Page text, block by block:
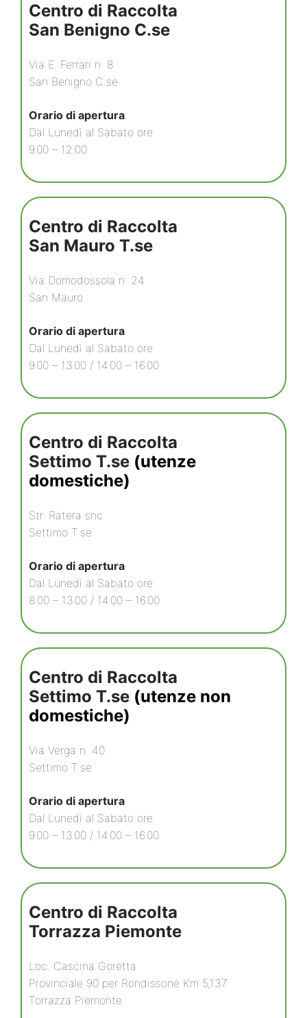
Centro di Raccolta
San Benigno C.se
Via E. Ferrari n. 8
San Benigno C.se
Orario di apertura
Dal Lunedì al Sabato ore
9.00 – 12.00
Centro di Raccolta
San Mauro T.se
Via Domodossola n. 24
San Mauro
Orario di apertura
Dal Lunedì al Sabato ore
9.00 – 13.00 / 14.00 – 16.00
Centro di Raccolta
Settimo T.se (utenze
domestiche)
Str. Ratera snc
Settimo T.se
Orario di apertura
Dal Lunedì al Sabato ore
8.00 – 13.00 / 14.00 – 16.00
Centro di Raccolta
Settimo T.se (utenze non
domestiche)
Via Verga n. 40
Settimo T.se
Orario di apertura
Dal Lunedì al Sabato ore
9.00 – 13.00 / 14.00 – 16.00
Centro di Raccolta
Torrazza Piemonte
Loc. Cascina Goretta
Provinciale 90 per Rondissone Km 5,137
Torrazza Piemonte